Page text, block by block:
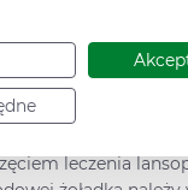
innego
samej
w niektórych
leczenia